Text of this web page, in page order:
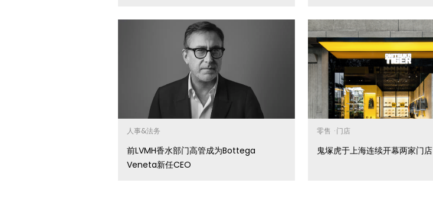
人事&法务
前LVMH香水部门高管成为Bottega
Veneta新任CEO
零售 ·门店
鬼塚虎于上海连续开幕两家门店